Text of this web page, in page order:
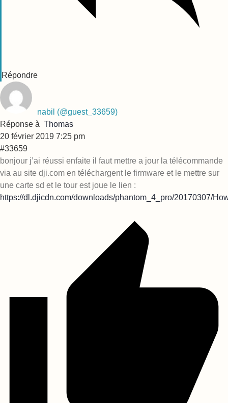
Répondre
nabil (@guest_33659)
Réponse à Thomas
20 février 2019 7:25 pm
#33659
bonjour j’ai réussi enfaite il faut mettre a jour la télécommande
via au site dji.com en téléchargent le firmware et le mettre sur
une carte sd et le tour est joue le lien :
https://dl.djicdn.com/downloads/phantom_4_pro/20170307/